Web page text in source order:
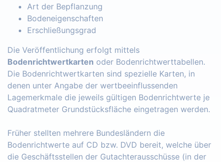
Art der Bepflanzung
Bodeneigenschaften
Erschließungsgrad
Die Veröffentlichung erfolgt mittels
Bodenrichtwertkarten oder Bodenrichtwerttabellen.
Die Bodenrichtwertkarten sind spezielle Karten, in
denen unter Angabe der wertbeeinflussenden
Lagemerkmale die jeweils gültigen Bodenrichtwerte je
Quadratmeter Grundstücksfläche eingetragen werden.
Früher stellten mehrere Bundesländern die
Bodenrichtwerte auf CD bzw. DVD bereit, welche über
die Geschäftsstellen der Gutachterausschüsse (in der